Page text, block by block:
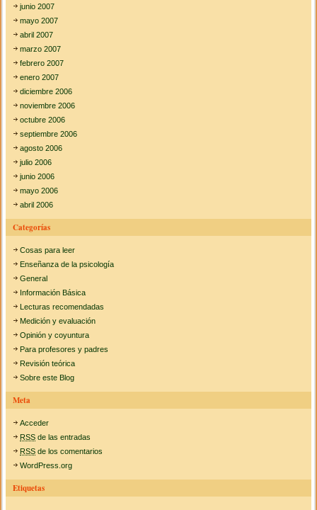
junio 2007
mayo 2007
abril 2007
marzo 2007
febrero 2007
enero 2007
diciembre 2006
noviembre 2006
octubre 2006
septiembre 2006
agosto 2006
julio 2006
junio 2006
mayo 2006
abril 2006
Categorías
Cosas para leer
Enseñanza de la psicología
General
Información Básica
Lecturas recomendadas
Medición y evaluación
Opinión y coyuntura
Para profesores y padres
Revisión teórica
Sobre este Blog
Meta
Acceder
RSS de las entradas
RSS de los comentarios
WordPress.org
Etiquetas